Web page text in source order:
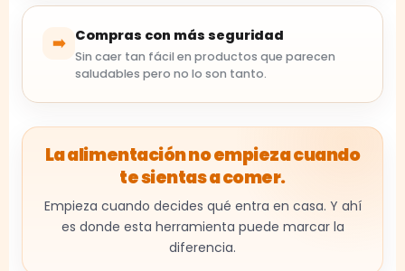
➡️ Compras con más seguridad
Sin caer tan fácil en productos que parecen
saludables pero no lo son tanto.
La alimentación no empieza cuando
te sientas a comer.
Empieza cuando decides qué entra en casa. Y ahí
es donde esta herramienta puede marcar la
diferencia.